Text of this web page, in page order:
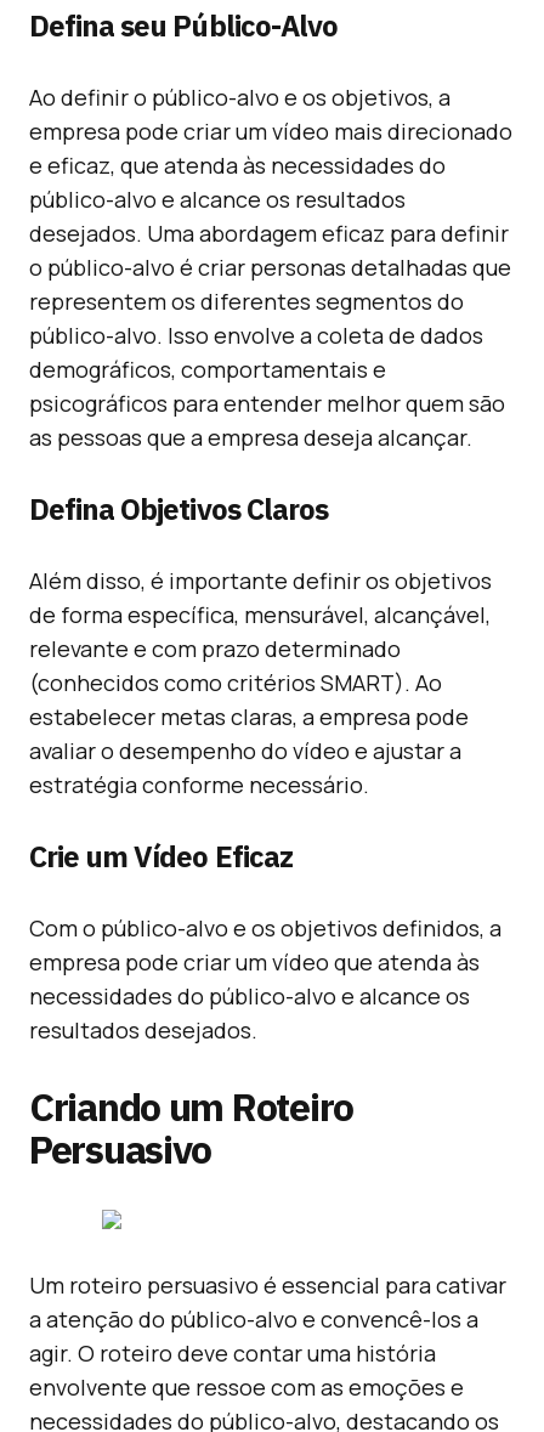
Defina seu Público-Alvo
Ao definir o público-alvo e os objetivos, a
empresa pode criar um vídeo mais direcionado
e eficaz, que atenda às necessidades do
público-alvo e alcance os resultados
desejados. Uma abordagem eficaz para definir
o público-alvo é criar personas detalhadas que
representem os diferentes segmentos do
público-alvo. Isso envolve a coleta de dados
demográficos, comportamentais e
psicográficos para entender melhor quem são
as pessoas que a empresa deseja alcançar.
Defina Objetivos Claros
Além disso, é importante definir os objetivos
de forma específica, mensurável, alcançável,
relevante e com prazo determinado
(conhecidos como critérios SMART). Ao
estabelecer metas claras, a empresa pode
avaliar o desempenho do vídeo e ajustar a
estratégia conforme necessário.
Crie um Vídeo Eficaz
Com o público-alvo e os objetivos definidos, a
empresa pode criar um vídeo que atenda às
necessidades do público-alvo e alcance os
resultados desejados.
Criando um Roteiro
Persuasivo
Um roteiro persuasivo é essencial para cativar
a atenção do público-alvo e convencê-los a
agir. O roteiro deve contar uma história
envolvente que ressoe com as emoções e
necessidades do público-alvo, destacando os